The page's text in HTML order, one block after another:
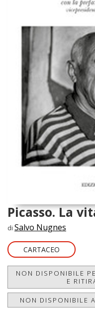
Picasso. La
di Salvo Nugnes
CARTACEO
NON DISPONIBILE
E
NON DISPONIBILE